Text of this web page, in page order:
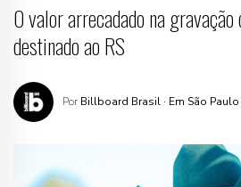
O valor arrecadado na
destinado ao RS
Por Billboard Brasil · Em São Paulo